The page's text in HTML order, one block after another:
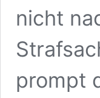
nicht
prompt